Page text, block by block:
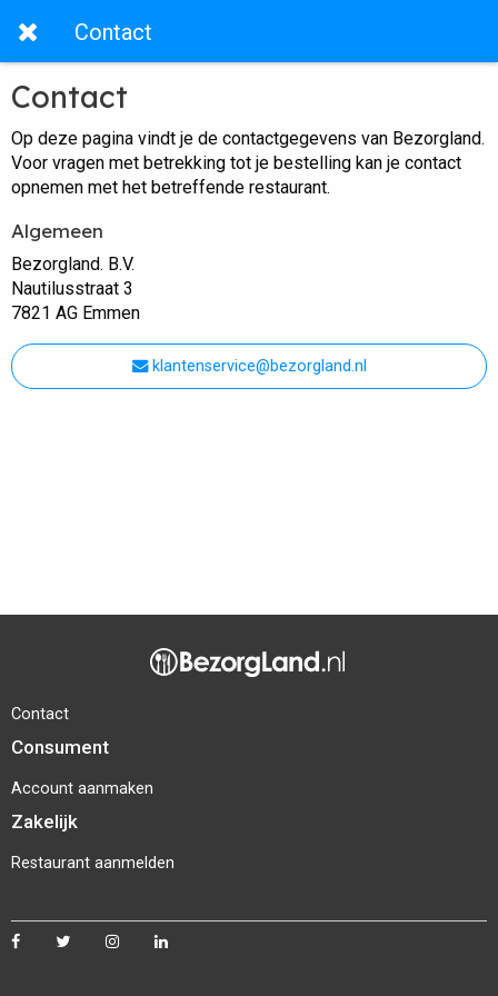
Contact
Contact
Op deze pagina vindt je de contactgegevens van Bezorgland.
Voor vragen met betrekking tot je bestelling kan je contact
opnemen met het betreffende restaurant.
Algemeen
Bezorgland. B.V.
Nautilusstraat 3
7821 AG Emmen
klantenservice@bezorgland.nl
Contact
Consument
Account aanmaken
Zakelijk
Restaurant aanmelden